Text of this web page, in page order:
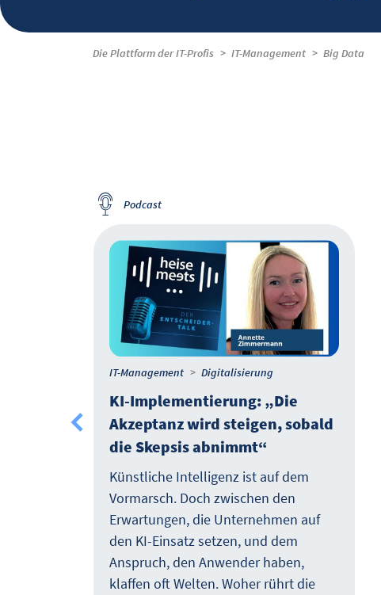
Die Plattform der IT-Profis IT-Management Big Data
Podcast
IT-Management Digitalisierung
KI-Implementierung: „Die
Akzeptanz wird steigen, sobald
die Skepsis abnimmt“
Künstliche Intelligenz ist auf dem
Vormarsch. Doch zwischen den
Erwartungen, die Unternehmen auf
den KI-Einsatz setzen, und dem
Anspruch, den Anwender haben,
klaffen oft Welten. Woher rührt die